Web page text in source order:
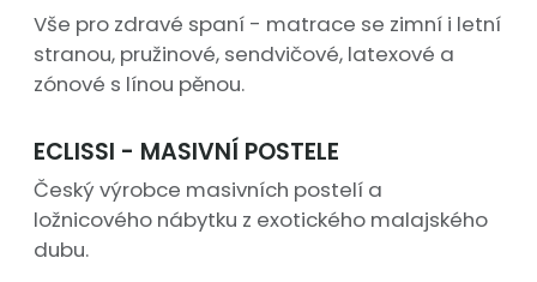
Vše pro zdravé spaní - matrace se zimní i letní
stranou, pružinové, sendvičové, latexové a
zónové s línou pěnou.
ECLISSI - MASIVNÍ POSTELE
Český výrobce masivních postelí a
ložnicového nábytku z exotického malajského
dubu.